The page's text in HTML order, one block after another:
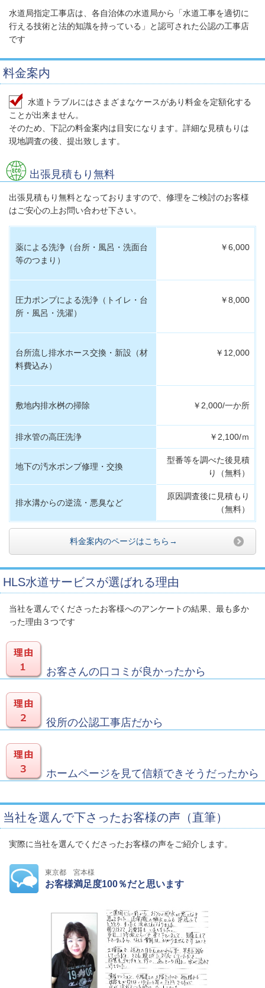
水道局指定工事店は、各自治体の水道局から「水道工事を適切に
行える技術と法的知識を持っている」と認可された公認の工事店
です
料金案内
水道トラブルにはさまざまなケースがあり料金を定額化する
ことが出来ません。
そのため、下記の料金案内は目安になります。詳細な見積もりは
現地調査の後、提出致します。
出張見積もり無料
出張見積もり無料となっておりますので、修理をご検討のお客様
はご安心の上お問い合わせ下さい。
薬による洗浄（台所・風呂・洗面台
等のつまり）
￥6,000
圧力ポンプによる洗浄（トイレ・台
所・風呂・洗濯）
￥8,000
台所流し排水ホース交換・新設（材
料費込み）
￥12,000
敷地内排水桝の掃除 ￥2,000/一か所
排水管の高圧洗浄 ￥2,100/ｍ
地下の汚水ポンプ修理・交換
型番等を調べた後見積
り（無料）
排水溝からの逆流・悪臭など
原因調査後に見積もり
（無料）
料金案内のページはこちら→
HLS水道サービスが選ばれる理由
当社を選んでくださったお客様へのアンケートの結果、最も多か
った理由３つです
お客さんの口コミが良かったから
役所の公認工事店だから
ホームページを見て信頼できそうだったから
当社を選んで下さったお客様の声（直筆）
実際に当社を選んでくださったお客様の声をご紹介します。
東京都 宮本様
お客様満足度100％だと思います